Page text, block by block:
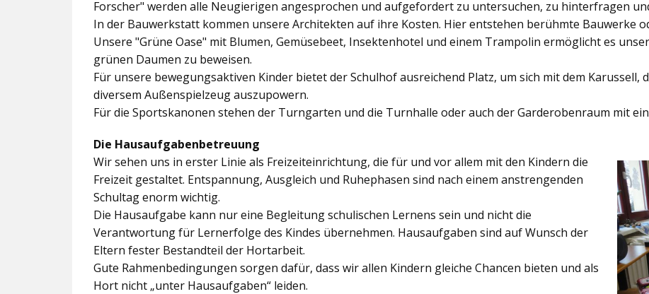
Forscher" werden alle Neugierigen angesprochen und aufgefordert zu untersuchen, zu hinterfragen
In der Bauwerkstatt kommen unsere Architekten auf ihre Kosten. Hier entstehen berühmte Bauwerke
Unsere "Grüne Oase" mit Blumen, Gemüsebeet, Insektenhotel und einem Trampolin ermöglicht es
grünen Daumen zu beweisen.
Für unsere bewegungsaktiven Kinder bietet derSchulhofausreichend Platz, um sich mit dem Karussell,
diversem Außenspielzeug auszupowern.
Für die Sportskanonen stehen der Turngarten und die Turnhalle oder auch derGarderobenraum mit
Die Hausaufgabenbetreuung
Wir sehen uns in erster Linie als Freizeiteinrichtung, die für und vor allem mit den Kindern die
Freizeit gestaltet. Entspannung, Ausgleich und Ruhephasen sind nach einem anstrengenden
Schultag enorm wichtig.
Die Hausaufgabe kann nur eine Begleitung schulischen Lernens sein und nicht die
Verantwortung für Lernerfolge des Kindes übernehmen. Hausaufgaben sind auf Wunsch der
Eltern fester Bestandteil der Hortarbeit.
Gute Rahmenbedingungen sorgen dafür, dass wir allen Kindern gleiche Chancen bieten und als
Hort nicht „unter Hausaufgaben“ leiden.